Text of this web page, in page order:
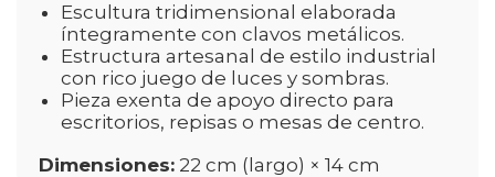
Escultura tridimensional elaborada
íntegramente con clavos metálicos.
Estructura artesanal de estilo industrial
con rico juego de luces y sombras.
Pieza exenta de apoyo directo para
escritorios, repisas o mesas de centro.
Dimensiones: 22 cm (largo) × 14 cm